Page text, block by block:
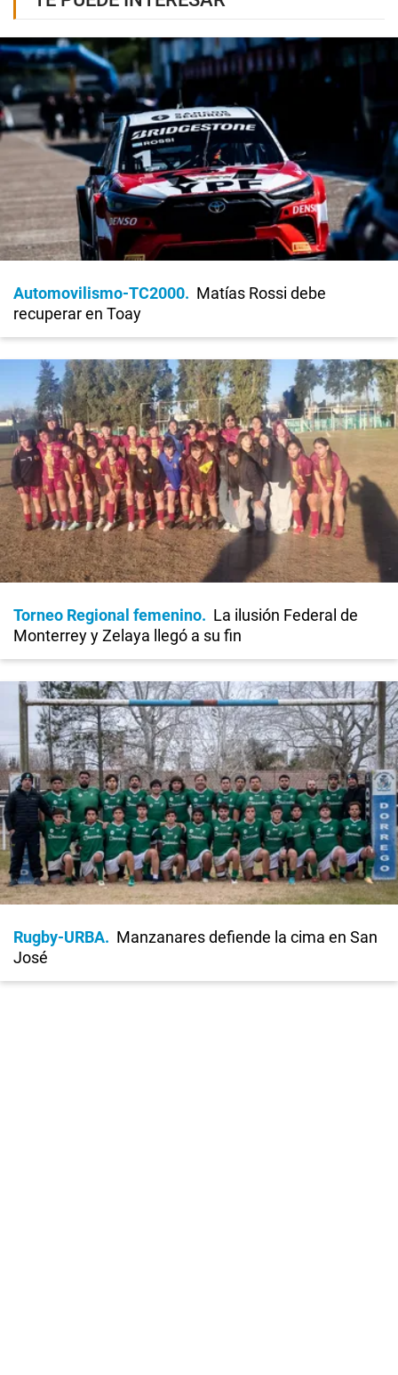
Automovilismo-TC2000
Matías Rossi debe
recuperar en Toay
Torneo Regional femenino
La ilusión Federal de
Monterrey y Zelaya llegó a su fin
Rugby-URBA
Manzanares defiende la cima en San
José